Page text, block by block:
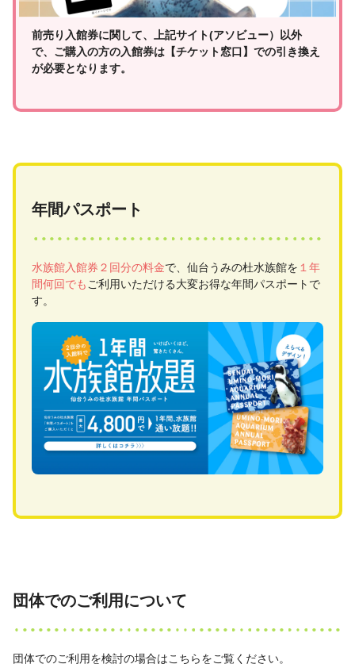
前売り入館券に関して、上記サイト(アソビュー）以外
で、ご購入の方の入館券は【チケット窓口】での引き換え
が必要となります。
年間パスポート
水族館入館券２回分の料金で、仙台うみの杜水族館を １年
間何回でも ご利用いただける大変お得な年間パスポートで
す。
団体でのご利用について
団体でのご利用を検討の場合はこちらをご覧ください。